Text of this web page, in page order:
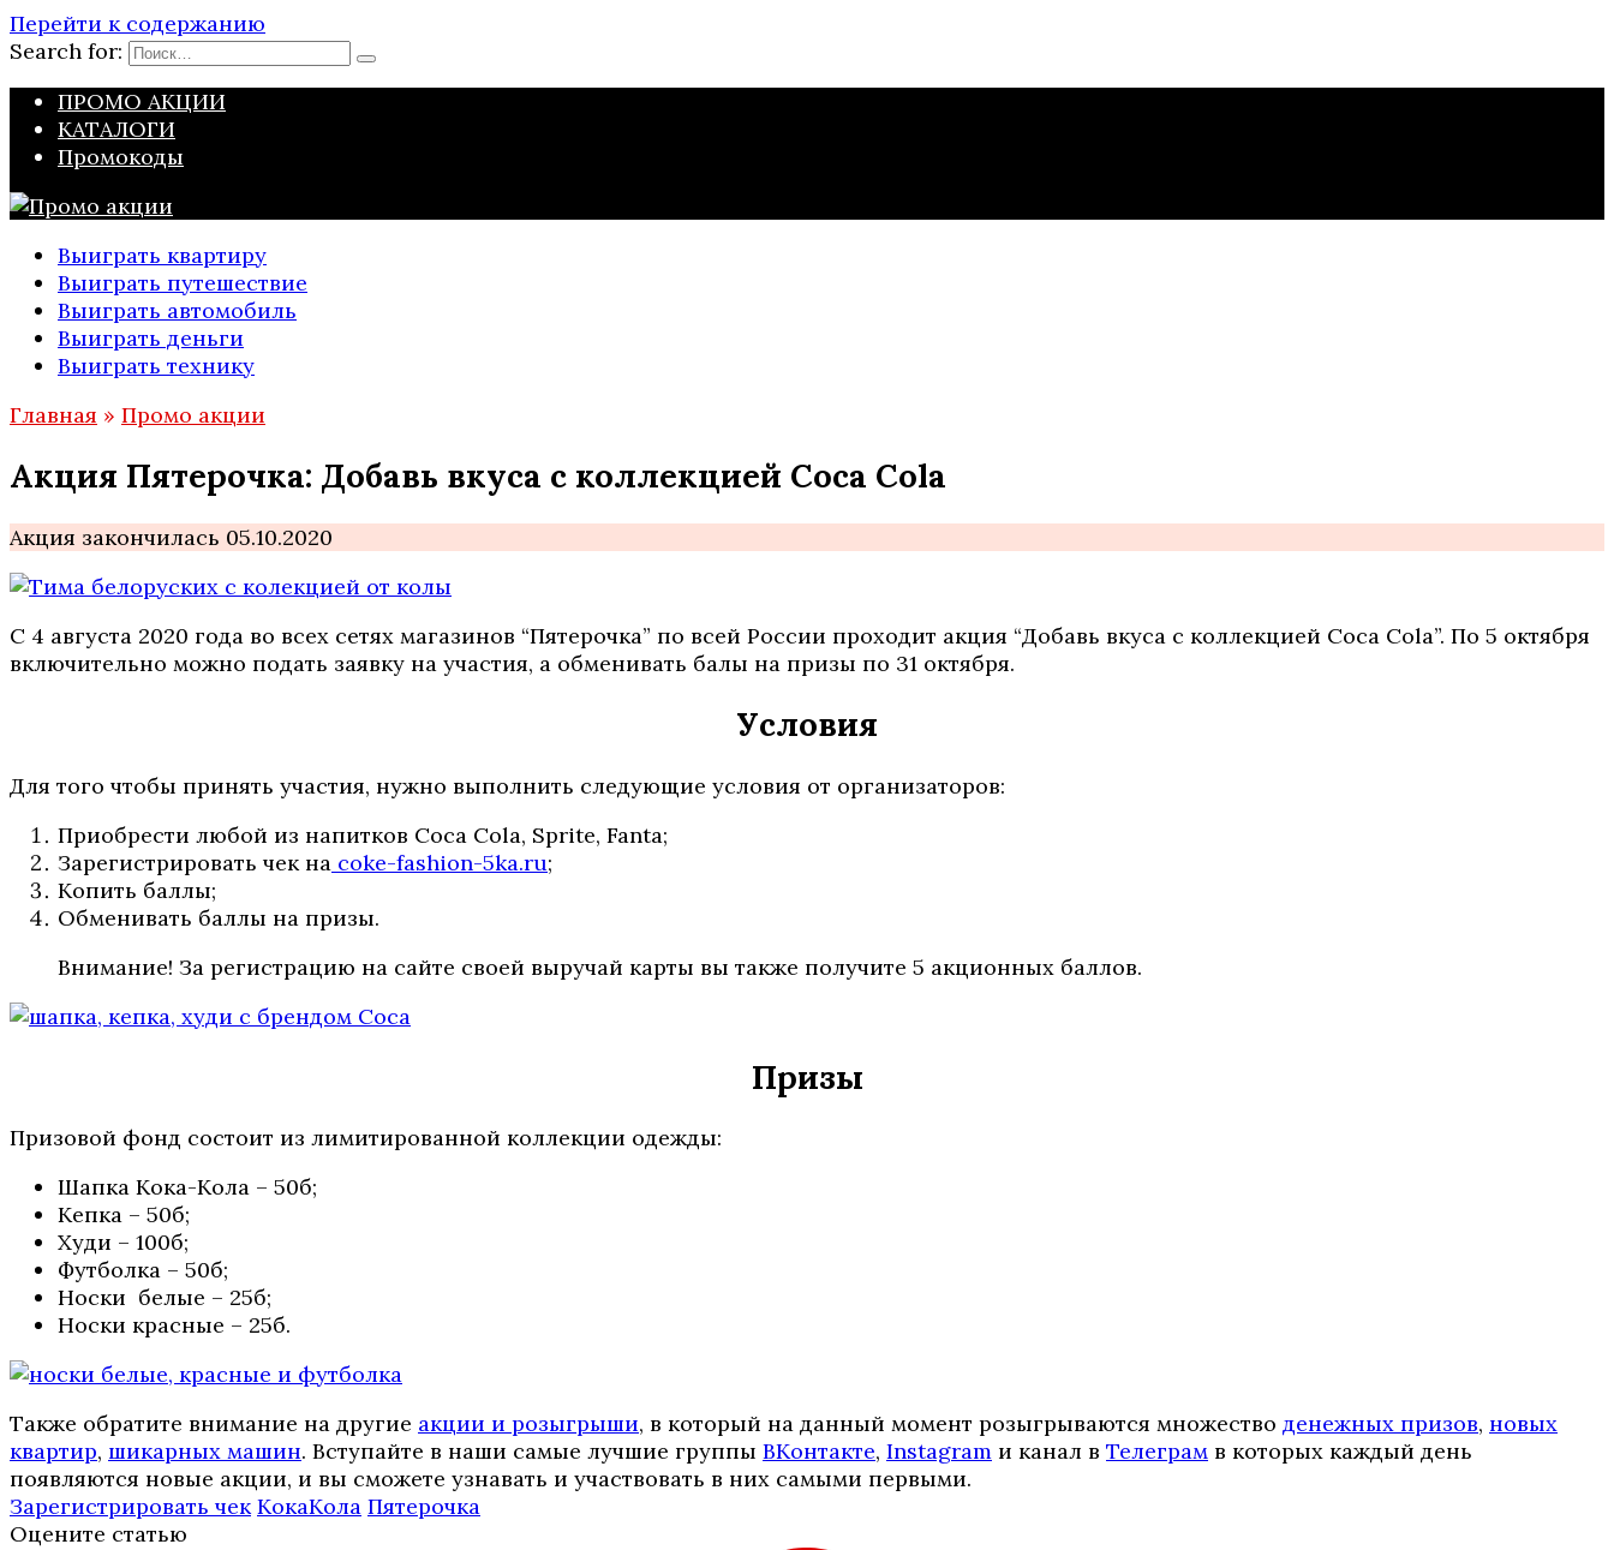
Перейти к содержанию
Search for:
ПРОМО АКЦИИ
КАТАЛОГИ
Промокоды
Выиграть квартиру
Выиграть путешествие
Выиграть автомобиль
Выиграть деньги
Выиграть технику
Главная » Промо акции
Акция Пятерочка: Добавь вкуса с коллекцией Coca Cola
Акция закончилась 05.10.2020
С 4 августа 2020 года во всех сетях магазинов “Пятерочка” по всей России проходит акция “Добавь вкуса с коллекцией Coca Cola”. По 5 октября
включительно можно подать заявку на участия, а обменивать балы на призы по 31 октября.
Условия
Для того чтобы принять участия, нужно выполнить следующие условия от организаторов:
Приобрести любой из напитков Coca Cola, Sprite, Fanta;
Зарегистрировать чек на coke-fashion-5ka.ru;
Копить баллы;
Обменивать баллы на призы.
Внимание! За регистрацию на сайте своей выручай карты вы также получите 5 акционных баллов.
Призы
Призовой фонд состоит из лимитированной коллекции одежды:
Шапка Кока-Кола – 50б;
Кепка – 50б;
Худи – 100б;
Футболка – 50б;
Носки белые – 25б;
Носки красные – 25б.
Также обратите внимание на другие акции и розыгрыши, в который на данный момент розыгрываются множество денежных призов, новых
квартир, шикарных машин. Вступайте в наши самые лучшие группы ВКонтакте, Instagram и канал в Телеграм в которых каждый день
появляются новые акции, и вы сможете узнавать и участвовать в них самыми первыми.
Зарегистрировать чек КокаКола Пятерочка
Оцените статью